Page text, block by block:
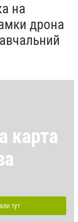
на
дрона
карта
тут